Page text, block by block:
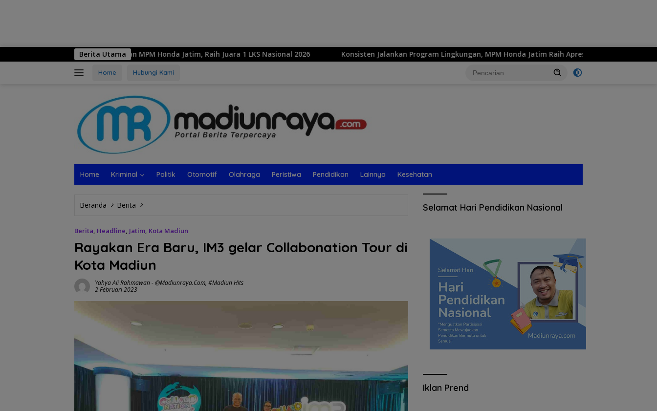
Berita Utama
Sekolah Binaan MPM Honda Jatim, Raih Juara 1 LKS Nasional 2026 Konsisten Jalankan Program Lingkungan, MPM Honda Jatim Raih Apresiasi SMKS ISLAM 1 KOTA
Home Hubungi Kami
Home Kriminal Politik Otomotif Olahraga Peristiwa Pendidikan Lainnya Kesehatan
Beranda Berita
Berita, Headline, Jatim, Kota Madiun
Rayakan Era Baru, IM3 gelar Collabonation Tour di
Kota Madiun
Yahya Ali Rahmawan-@madiunraya.com, #Madiun Hits
2 Februari 2023
Selamat Hari Pendidikan Nasional
Iklan Prend